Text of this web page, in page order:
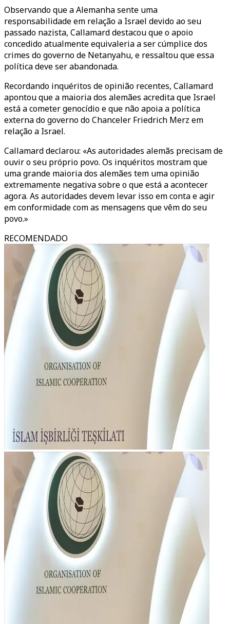
Observando que a Alemanha sente uma
responsabilidade em relação a Israel devido ao seu
passado nazista, Callamard destacou que o apoio
concedido atualmente equivaleria a ser cúmplice dos
crimes do governo de Netanyahu, e ressaltou que essa
política deve ser abandonada.
Recordando inquéritos de opinião recentes, Callamard
apontou que a maioria dos alemães acredita que Israel
está a cometer genocídio e que não apoia a política
externa do governo do Chanceler Friedrich Merz em
relação a Israel.
Callamard declarou: «As autoridades alemãs precisam de
ouvir o seu próprio povo. Os inquéritos mostram que
uma grande maioria dos alemães tem uma opinião
extremamente negativa sobre o que está a acontecer
agora. As autoridades devem levar isso em conta e agir
em conformidade com as mensagens que vêm do seu
povo.»
RECOMENDADO